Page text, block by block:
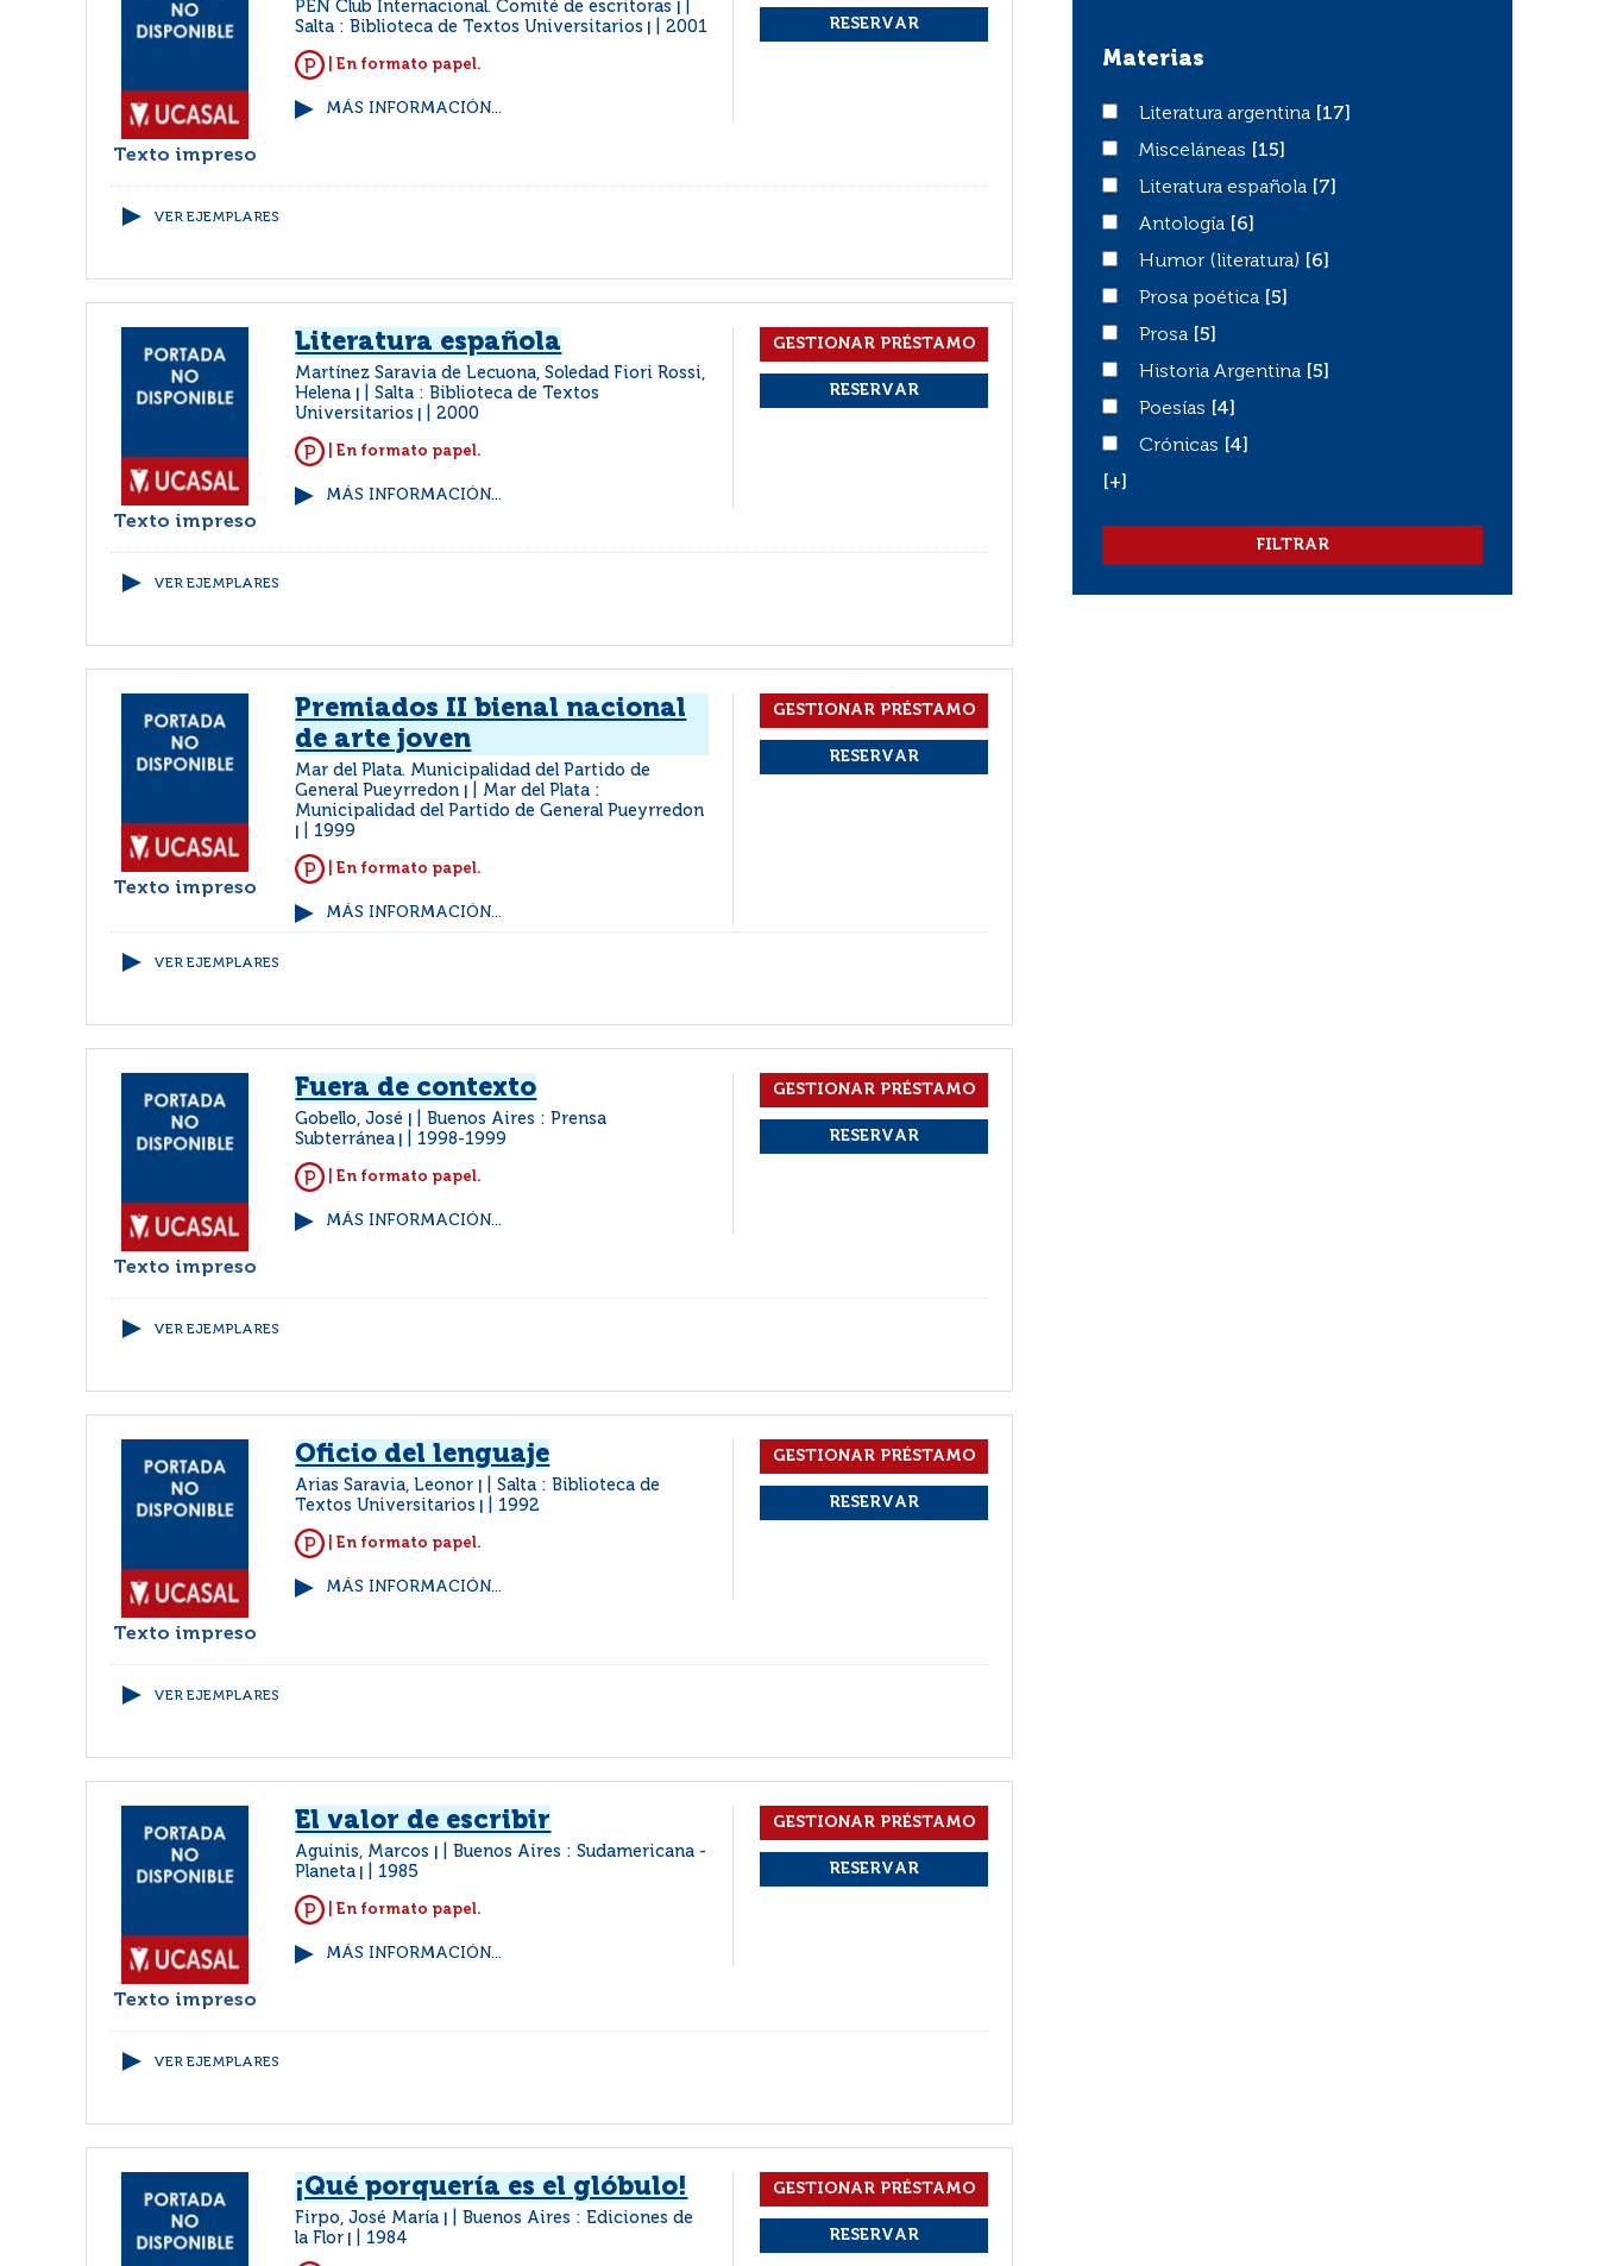
Texto impreso
PEN Club Internacional. Comité de escritoras
Salta : Biblioteca de Textos Universitarios 2001
| En formato papel.
MÁS INFORMACIÓN...
VER EJEMPLARES
Texto impreso
Literatura española
Martínez Saravia de Lecuona, Soledad Fiori Rossi,
Helena
Salta : Biblioteca de Textos
Universitarios
2000
| En formato papel.
MÁS INFORMACIÓN...
VER EJEMPLARES
Texto impreso
Premiados II bienal nacional
de arte joven
Mar del Plata. Municipalidad del Partido de
General Pueyrredon
Mar del Plata :
Municipalidad del Partido de General Pueyrredon
1999
| En formato papel.
MÁS INFORMACIÓN...
VER EJEMPLARES
Texto impreso
Fuera de contexto
Gobello, José
Buenos Aires : Prensa
Subterránea
1998-1999
| En formato papel.
MÁS INFORMACIÓN...
VER EJEMPLARES
Texto impreso
Oficio del lenguaje
Arias Saravia, Leonor
Salta : Biblioteca de
Textos Universitarios
1992
| En formato papel.
MÁS INFORMACIÓN...
VER EJEMPLARES
Texto impreso
El valor de escribir
Aguinis, Marcos
Buenos Aires : Sudamericana -
Planeta
1985
| En formato papel.
MÁS INFORMACIÓN...
VER EJEMPLARES
¡Qué porquería es el glóbulo!
Firpo, José María
Buenos Aires : Ediciones de
la Flor
1984
Materias
Literatura argentina
Literatura argentina
[17]
Misceláneas
Misceláneas
[15]
Literatura española
Literatura española
[7]
Antología
Antología
[6]
Humor (literatura)
Humor (literatura)
[6]
Prosa poética
Prosa poética
[5]
ProsaProsa
[5]
Historia Argentina
Historia Argentina
[5]
PoesíasPoesías
[4]
Crónicas
Crónicas
[4]
[+]